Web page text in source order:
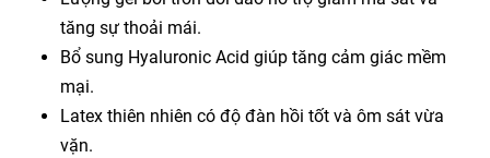
tăng sự thoải mái.
Bổ sung Hyaluronic Acid giúp tăng cảm giác mềm
mại.
Latex thiên nhiên có độ đàn hồi tốt và ôm sát vừa
vặn.